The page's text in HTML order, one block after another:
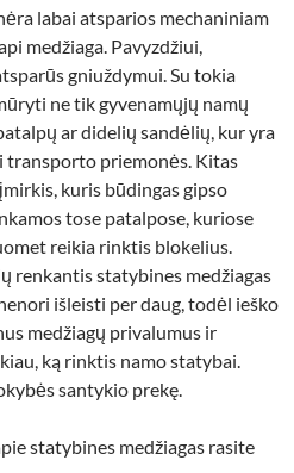
labai atsparios mechaniniam
medžiaga. Pavyzdžiui,
gniuždymui. Su tokia
ne tik gyvenamųjų namų
ar didelių sandėlių, kur yra
priemonės. Kitas
kuris būdingas gipso
tose patalpose, kuriose
reikia rinktis blokelius.
renkantis statybines medžiagas
išleisti per daug, todėl ieško
medžiagų privalumus ir
ką rinktis namo statybai.
santykio prekę.
statybines medžiagas rasite